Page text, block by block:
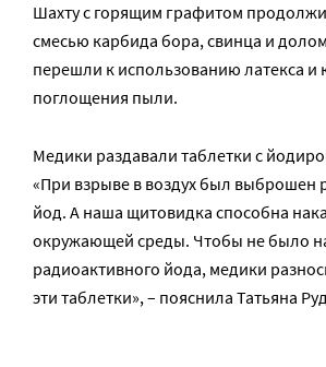
Шахту с горящим графитом
смесью карбида бора, свинца и
перешли к использованию латекса и
поглощения пыли.
Медики раздавали таблетки с
«При взрыве в воздух был выброшен
йод. А наша щитовидка способна
окружающей среды. Чтобы не было
радиоактивного йода, медики
эти таблетки», – пояснила Татьяна